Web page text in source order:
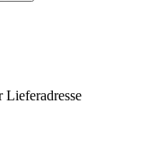
Lieferadresse